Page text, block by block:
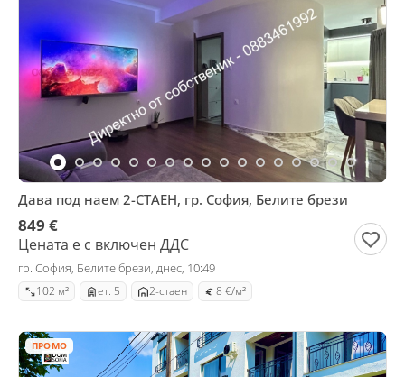
Дава под наем 2-СТАЕН, гр. София, Белите брези
849 €
Цената е с включен ДДС
гр. София, Белите брези, днес, 10:49
102 м² ет. 5 2-стаен 8 €/м²
ПРОМО